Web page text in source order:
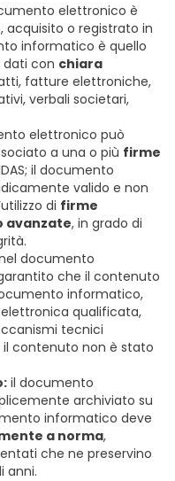
elettronico è
acquisito o registrato in
informatico è quello
con chiara
fatture elettroniche,
verbali societari,
elettronico può
a una o più firme
il documento
valido e non
di firme
avanzate, in grado di
documento
che il contenuto
informatico,
qualificata,
tecnici
contenuto non è stato
il documento
archiviato su
informatico deve
a norma,
che ne preservino
anni.